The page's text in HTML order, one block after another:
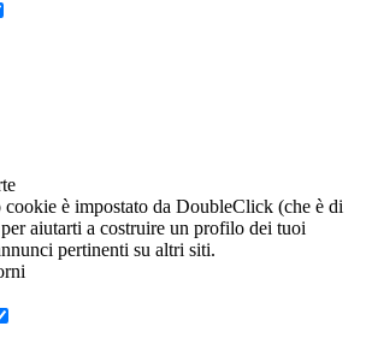
cookie è impostato da DoubleClick (che è di
aiutarti a costruire un profilo dei tuoi
pertinenti su altri siti.